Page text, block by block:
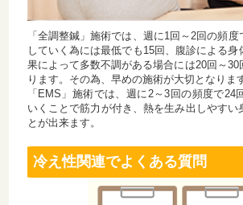
「全調整鍼」施術では、週に1回～2回の頻
していく為には最低でも15回、腹診による
果によって多数不調がある場合には20回～30
ります。その為、早めの施術が大切となります
「EMS」施術では、週に2～3回の頻度で24
いくことで筋力が付き、熱を生み出しやすい
とが出来ます。
冷え性関連でよくある質問